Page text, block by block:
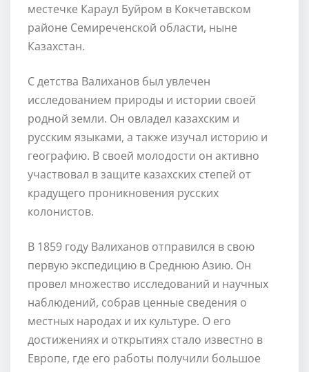
местечке Караул Буйром в Кокчетавском
районе Семиреченской области, ныне
Казахстан.
С детства Валиханов был увлечен
исследованием природы и истории своей
родной земли. Он овладел казахским и
русским языками, а также изучал историю и
географию. В своей молодости он активно
участвовал в защите казахских степей от
крадущего проникновения русских
колонистов.
В 1859 году Валиханов отправился в свою
первую экспедицию в Среднюю Азию. Он
провел множество исследований и научных
наблюдений, собрав ценные сведения о
местных народах и их культуре. О его
достижениях и открытиях стало известно в
Европе, где его работы получили большое